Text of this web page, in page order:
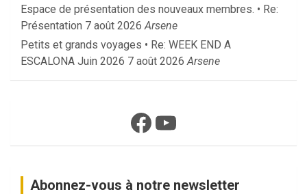
Espace de présentation des nouveaux membres. • Re:
Présentation 7 août 2026 Arsene
Petits et grands voyages • Re: WEEK END A
ESCALONA Juin 2026 7 août 2026 Arsene
Facebook
YouTube
Abonnez-vous à notre newsletter